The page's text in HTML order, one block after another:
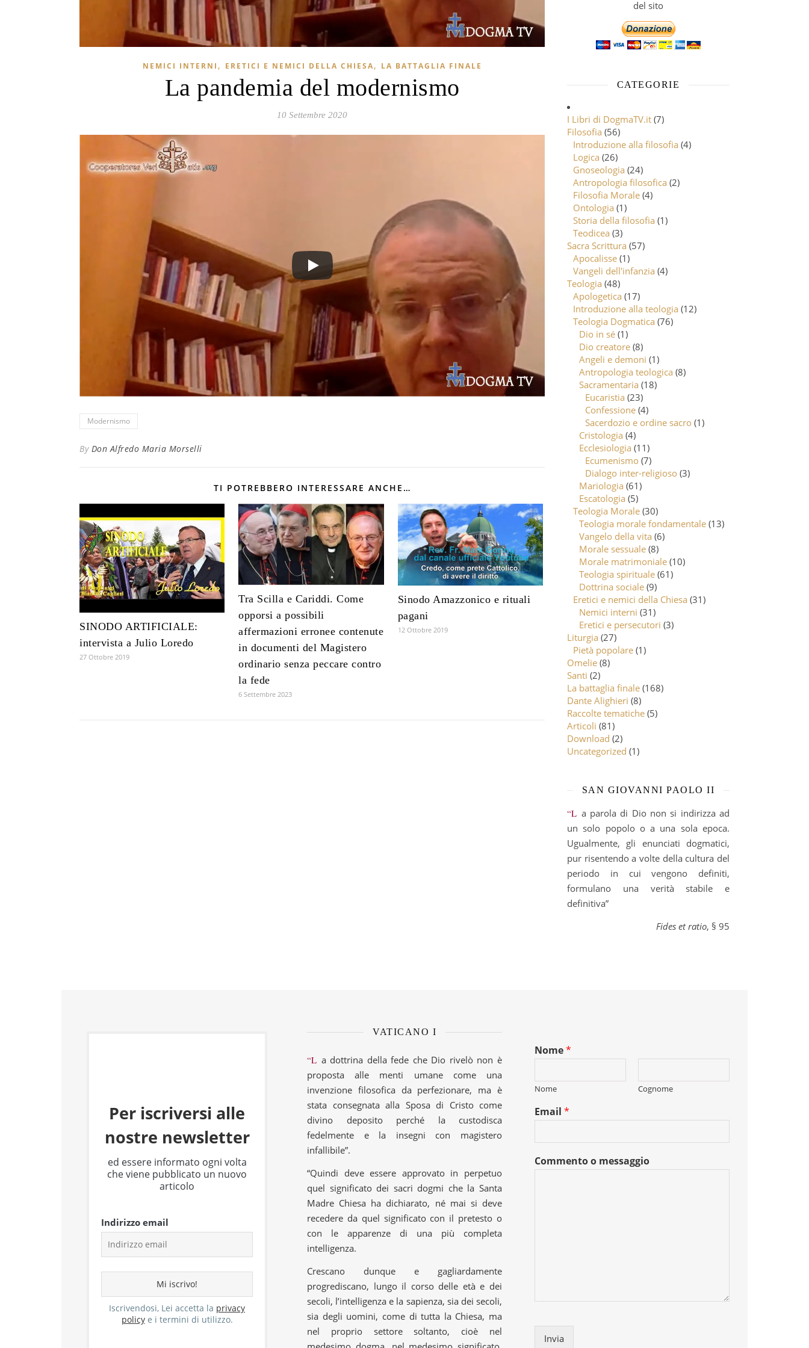
NEMICI INTERNI , ERETICI E NEMICI DELLA CHIESA, LA BATTAGLIA FINALE
La pandemia del modernismo
10 Settembre 2020
Modernismo
By Don Alfredo Maria Morselli
TI POTREBBERO INTERESSARE ANCHE…
SINODO ARTIFICIALE:
intervista a Julio Loredo
27 Ottobre 2019
Tra Scilla e Cariddi. Come
opporsi a possibili
affermazioni erronee contenute
in documenti del Magistero
ordinario senza peccare contro
la fede
6 Settembre 2023
Sinodo Amazzonico e rituali
pagani
12 Ottobre 2019
del sito
CATEGORIE
I Libri di DogmaTV.it (7)
Filosofia (56)
Introduzione alla filosofia (4)
Logica (26)
Gnoseologia (24)
Antropologia filosofica (2)
Filosofia Morale (4)
Ontologia (1)
Storia della filosofia (1)
Teodicea (3)
Sacra Scrittura (57)
Apocalisse (1)
Vangeli dell'infanzia (4)
Teologia (48)
Apologetica (17)
Introduzione alla teologia (12)
Teologia Dogmatica (76)
Dio in sé (1)
Dio creatore (8)
Angeli e demoni (1)
Antropologia teologica (8)
Sacramentaria (18)
Eucaristia (23)
Confessione (4)
Sacerdozio e ordine sacro (1)
Cristologia (4)
Ecclesiologia (11)
Ecumenismo (7)
Dialogo inter-religioso (3)
Mariologia (61)
Escatologia (5)
Teologia Morale (30)
Teologia morale fondamentale (13)
Vangelo della vita (6)
Morale sessuale (8)
Morale matrimoniale (10)
Teologia spirituale (61)
Dottrina sociale (9)
Eretici e nemici della Chiesa (31)
Nemici interni (31)
Eretici e persecutori (3)
Liturgia (27)
Pietà popolare (1)
Omelie (8)
Santi (2)
La battaglia finale (168)
Dante Alighieri (8)
Raccolte tematiche (5)
Articoli (81)
Download (2)
Uncategorized (1)
SAN GIOVANNI PAOLO II
“La parola di Dio non si indirizza ad
un solo popolo o a una sola epoca.
Ugualmente, gli enunciati dogmatici,
pur risentendo a volte della cultura del
periodo in cui vengono definiti,
formulano una verità stabile e
definitiva”
Fides et ratio, § 95
Per iscriversi alle
nostre newsletter
ed essere informato ogni volta
che viene pubblicato un nuovo
articolo
Indirizzo email
Iscrivendosi, Lei accetta la privacy
policye i termini di utilizzo.
VATICANO I
“La dottrina della fede che Dio rivelò non è
proposta alle menti umane come una
invenzione filosofica da perfezionare, ma è
stata consegnata alla Sposa di Cristo come
divino deposito perché la custodisca
fedelmente e la insegni con magistero
infallibile”.
“Quindi deve essere approvato in perpetuo
quel significato dei sacri dogmi che la Santa
Madre Chiesa ha dichiarato, né mai si deve
recedere da quel significato con il pretesto o
con le apparenze di una più completa
intelligenza.
Crescano dunque e gagliardamente
progrediscano, lungo il corso delle età e dei
secoli, l’intelligenza e la sapienza, sia dei secoli,
sia degli uomini, come di tutta la Chiesa, ma
nel proprio settore soltanto, cioè nel
Nome*
Nome Cognome
Email *
Commento o messaggio
Invia